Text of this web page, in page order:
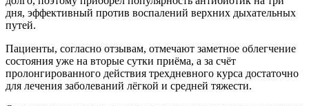
дня, эффективный против воспалений верхних дыхательных
путей.
Пациенты, согласно отзывам, отмечают заметное облегчение
состояния уже на вторые сутки приёма, а за счёт
пролонгированного действия трехдневного курса достаточно
для лечения заболеваний лёгкой и средней тяжести.